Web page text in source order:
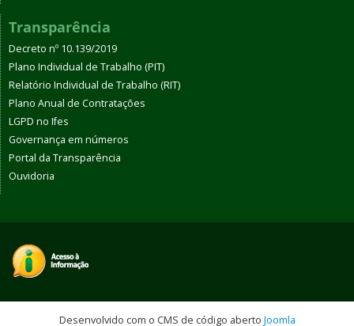
Transparência
Decreto nº 10.139/2019
Plano Individual de Trabalho (PIT)
Relatório Individual de Trabalho (RIT)
Plano Anual de Contratações
LGPD no Ifes
Governança em números
Portal da Transparência
Ouvidoria
Desenvolvido com o CMS de código aberto Joomla